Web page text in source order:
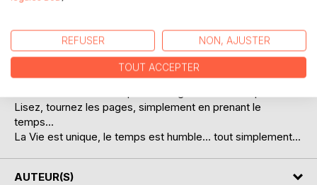
DESCRIPTION
Parce qu'écrire simplement est plus difficile, demande plus
de rigueur, de maitrise, et avant tout d'humilité et de
modestie...
Lisez, tournez les pages, simplement en prenant le
temps...
La Vie est unique, le temps est humble... tout simplement...
AUTEUR(S)
REFUSER NON, AJUSTER
TOUT ACCEPTER